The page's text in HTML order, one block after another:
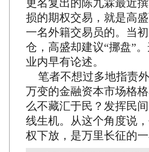
更名复出的陈九霖最近
损的期权交易，就是高
一名外籍交易员的。当
仓，高盛却建议“挪盘”
业内早有论述。
笔者不想过多地指责
万变的金融资本市场格
么不藏汇于民？发挥民
线生机。从这个角度说
权下放，是万里长征的一